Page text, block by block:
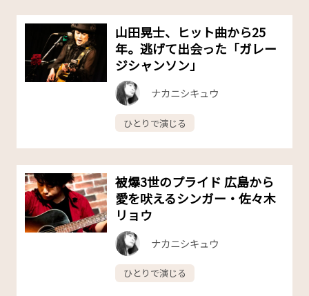
山田晃士、ヒット曲から25
年。逃げて出会った「ガレー
ジシャンソン」
ナカニシキュウ
ひとりで演じる
被爆3世のプライド 広島から
愛を吠えるシンガー・佐々木
リョウ
ナカニシキュウ
ひとりで演じる